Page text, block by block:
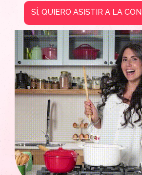
SÍ, QUIERO ASISTIR A LA